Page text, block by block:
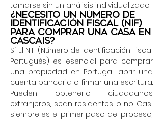
tomarse sin un análisis individualizado.
¿Necesito un número de
identificación fiscal (NIF)
para comprar una casa en
Cascais?
Sí. El NIF (Número de Identificación Fiscal
Portugués) es esencial para comprar
una propiedad en Portugal, abrir una
cuenta bancaria o firmar una escritura.
Pueden obtenerlo ciudadanos
extranjeros, sean residentes o no. Casi
siempre es el primer paso del proceso,